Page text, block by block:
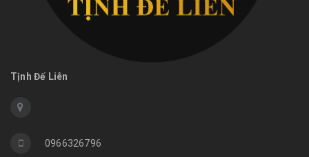
Tịnh Đế Liên
0966326796